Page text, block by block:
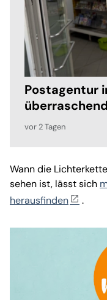
Postagentur
vor 2 Tagen
Wann die
sehen ist, lässt sich
herausfinden
.